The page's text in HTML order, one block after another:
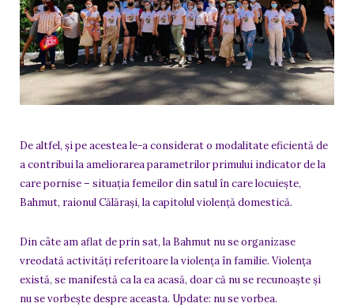
De altfel, și pe acestea le-a considerat o modalitate eficientă de
a contribui la ameliorarea parametrilor primului indicator de la
care pornise – situația femeilor din satul în care locuiește,
Bahmut, raionul Călărași, la capitolul violență domestică.
Din câte am aflat de prin sat, la Bahmut nu se organizase
vreodată activități referitoare la violența în familie. Violența
există, se manifestă ca la ea acasă, doar că nu se recunoaște și
nu se vorbește despre aceasta. Update: nu se vorbea.